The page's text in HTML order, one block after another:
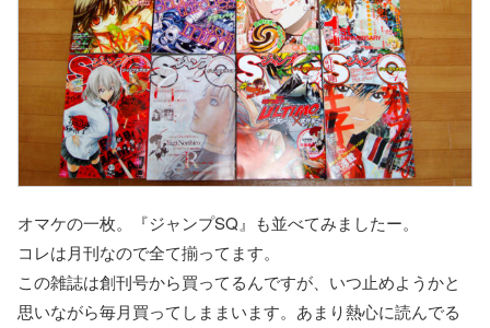
オマケの一枚。『ジャンプSQ』も並べてみましたー。
コレは月刊なので全て揃ってます。
この雑誌は創刊号から買ってるんですが、いつ止めようかと
思いながら毎月買ってしままいます。あまり熱心に読んでる